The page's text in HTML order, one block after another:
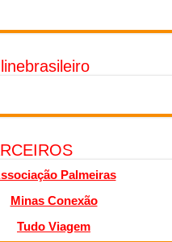
Palmeiras
Minas Conexão
Tudo Viagem